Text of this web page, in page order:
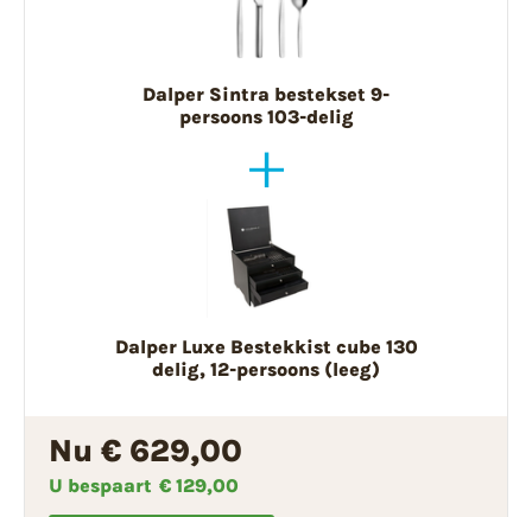
Dalper Sintra bestekset 9-
persoons 103-delig
Dalper Luxe Bestekkist cube 130
delig, 12-persoons (leeg)
Nu € 629,00
U bespaart € 129,00